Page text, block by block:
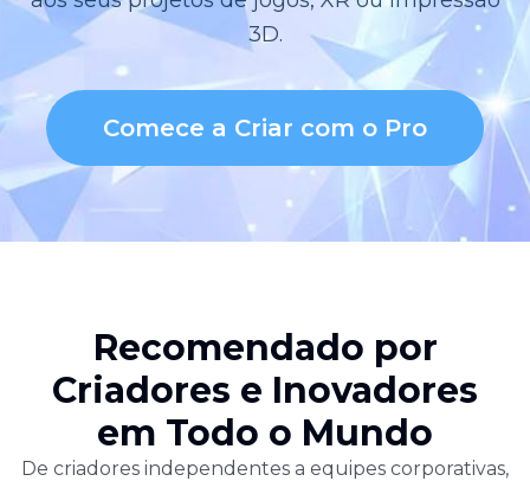
3D.
Comece a Criar com o Pro
Recomendado por
Criadores e Inovadores
em Todo o Mundo
De criadores independentes a equipes corporativas,